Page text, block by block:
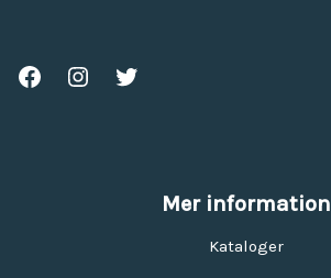
Mer information
Kataloger